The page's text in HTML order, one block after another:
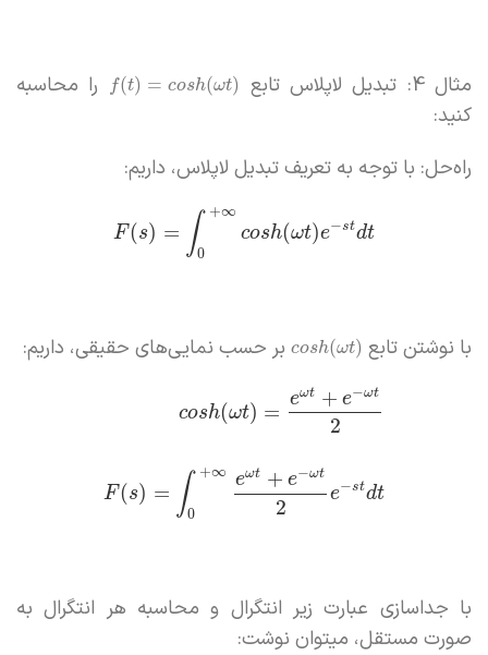
مثال 4: تبدیل لاپلاس تابع f(t) = cosh(ωt)
را محاسبه
کنید:
راه‌حل: با توجه به تعریف تبدیل لاپلاس، داریم:
F(s) = ∫ +∞
0
cosh(ωt)e−stdt
با نوشتن تابع cosh(ωt) بر حسب نمایی‌های حقیقی، داریم:
cosh(ωt) =
eωt + e−ωt
2
F(s) = ∫ +∞
0
eωt + e−ωt
2
e−stdt
با جداسازی عبارت زیر انتگرال و محاسبه هر انتگرال به
صورت مستقل، میتوان نوشت: